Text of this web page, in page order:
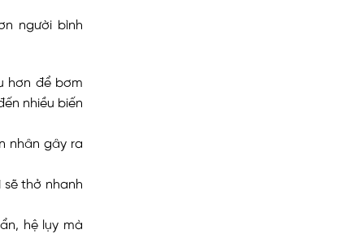
người bình
hơn để bơm
nhiều biến
nhân gây ra
thở nhanh
hệ lụy mà